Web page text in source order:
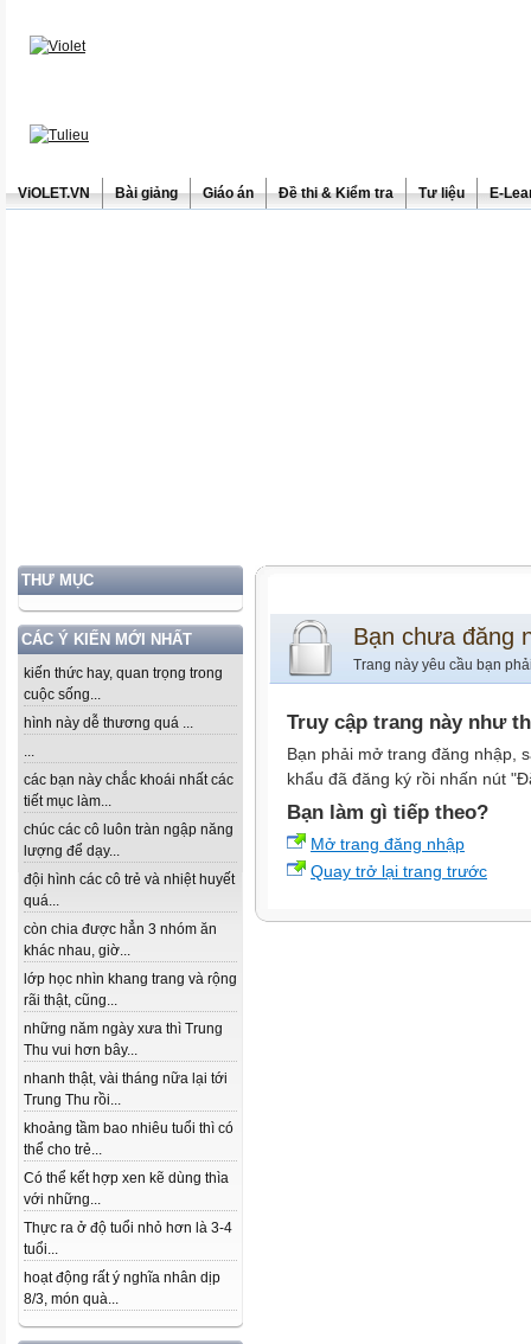
ViOLET.VN Bài giảng Giáo án Đề thi & Kiểm tra Tư liệu E-
THƯ MỤC
CÁC Ý KIẾN MỚI NHẤT
kiến thức hay, quan trọng trong
cuộc sống...
hình này dễ thương quá ...
...
các bạn này chắc khoái nhất các
tiết mục làm...
chúc các cô luôn tràn ngập năng
lượng để dạy...
đội hình các cô trẻ và nhiệt huyết
quá...
còn chia được hẳn 3 nhóm ăn
khác nhau, giờ...
lớp học nhìn khang trang và rộng
rãi thật, cũng...
những năm ngày xưa thì Trung
Thu vui hơn bây...
nhanh thật, vài tháng nữa lại tới
Trung Thu rồi...
khoảng tầm bao nhiêu tuổi thì có
thể cho trẻ...
Có thể kết hợp xen kẽ dùng thìa
với những...
Thực ra ở độ tuổi nhỏ hơn là 3-4
tuổi...
hoạt động rất ý nghĩa nhân dịp
8/3, món quà...
Bạn chưa đăng
Trang này yêu cầu bạn
Truy cập trang này như
Bạn phải mở trang đăng nhập,
khẩu đã đăng ký rồi nhấn nút
Bạn làm gì tiếp theo?
Mở trang đăng nhập
Quay trở lại trang trước